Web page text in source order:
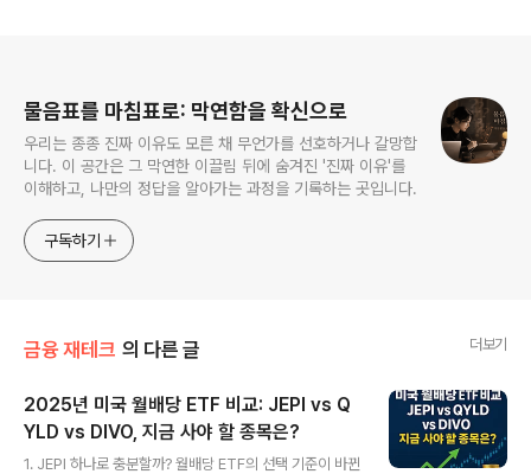
물음표를 마침표로: 막연함을 확신으로
우리는 종종 진짜 이유도 모른 채 무언가를 선호하거나 갈망합
니다. 이 공간은 그 막연한 이끌림 뒤에 숨겨진 '진짜 이유'를
이해하고, 나만의 정답을 알아가는 과정을 기록하는 곳입니다.
구독하기
금융 재테크 의 다른 글 더보기
2025년 미국 월배당 ETF 비교: JEPI vs Q
YLD vs DIVO, 지금 사야 할 종목은?
1. JEPI 하나로 충분할까? 월배당 ETF의 선택 기준이 바뀐